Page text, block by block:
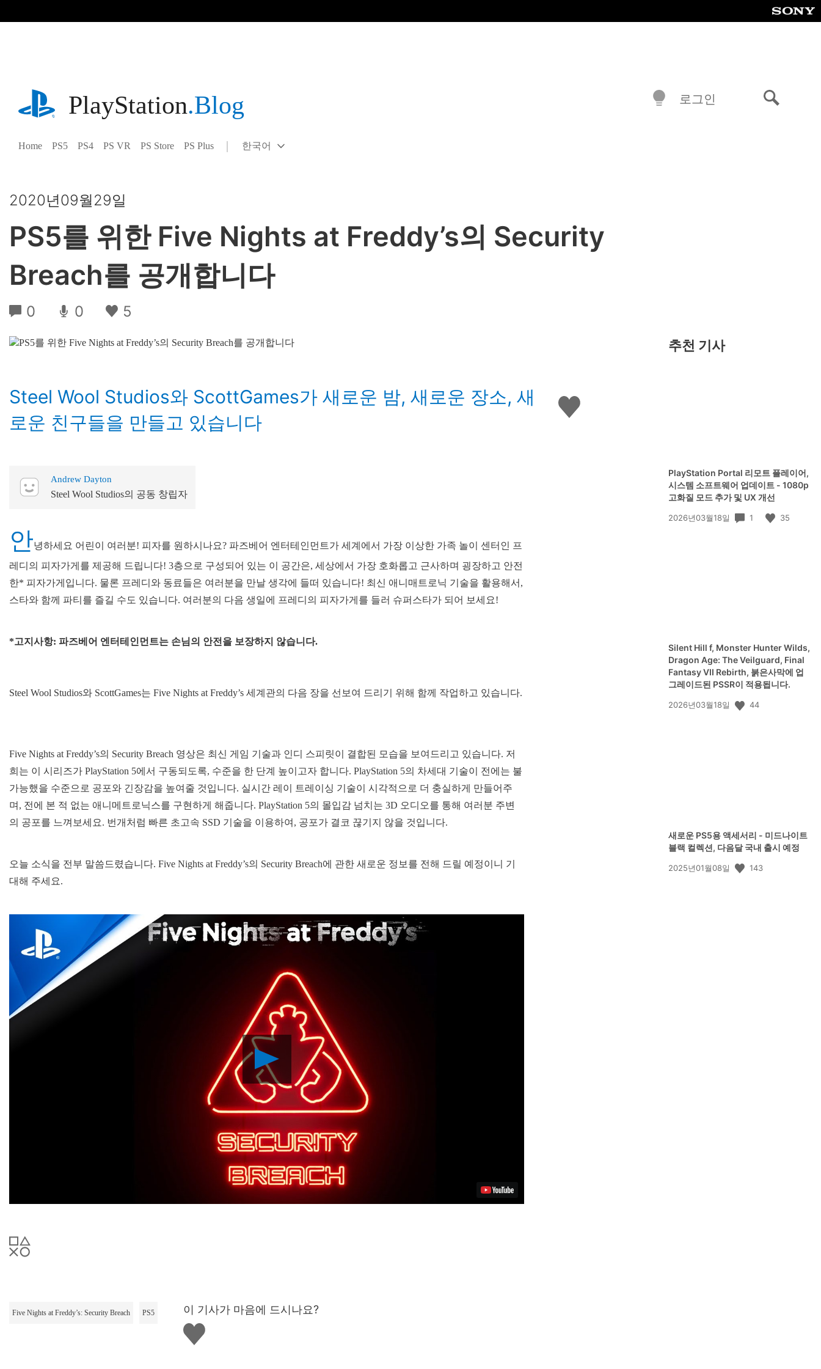
playstation.com
PlayStation.Blog
Home PS5 PS4 PS VR PS Store PS Plus
Select
Current
한국어
로그인
2020년09월29일
PS5를 위한 Five Nights at Freddy’s의 Security
Breach를 공개합니다
0 0 5
좋
아
Steel Wool Studios와 ScottGames가 새로운 밤, 새로운 장소, 새
로운 친구들을 만들고 있습니다
Andrew Dayton
Steel Wool Studios의 공동 창립자
안녕하세요 어린이 여러분! 피자를 원하시나요? 파즈베어 엔터테인먼트가 세계에서 가장 이상한 가족 놀이 센터인 프
레디의 피자가게를 제공해 드립니다! 3층으로 구성되어 있는 이 공간은, 세상에서 가장 호화롭고 근사하며 굉장하고 안전
한* 피자가게입니다. 물론 프레디와 동료들은 여러분을 만날 생각에 들떠 있습니다! 최신 애니매트로닉 기술을 활용해서,
스타와 함께 파티를 즐길 수도 있습니다. 여러분의 다음 생일에 프레디의 피자가게를 들러 슈퍼스타가 되어 보세요!
*고지사항: 파즈베어 엔터테인먼트는 손님의 안전을 보장하지 않습니다.
Steel Wool Studios와 ScottGames는 Five Nights at Freddy’s 세계관의 다음 장을 선보여 드리기 위해 함께 작업하고 있습니다.
Five Nights at Freddy’s의 Security Breach 영상은 최신 게임 기술과 인디 스피릿이 결합된 모습을 보여드리고 있습니다. 저
희는 이 시리즈가 PlayStation 5에서 구동되도록, 수준을 한 단계 높이고자 합니다. PlayStation 5의 차세대 기술이 전에는 불
가능했을 수준으로 공포와 긴장감을 높여줄 것입니다. 실시간 레이 트레이싱 기술이 시각적으로 더 충실하게 만들어주
며, 전에 본 적 없는 애니메트로닉스를 구현하게 해줍니다. PlayStation 5의 몰입감 넘치는 3D 오디오를 통해 여러분 주변
의 공포를 느껴보세요. 번개처럼 빠른 초고속 SSD 기술을 이용하여, 공포가 결코 끊기지 않을 것입니다.
오늘 소식을 전부 말씀드렸습니다. Five Nights at Freddy’s의 Security Breach에 관한 새로운 정보를 전해 드릴 예정이니 기
대해 주세요.
Video
Five Nights at Freddy’s: Security Breach PS5
이 기사가 마음에 드시나요?
좋
아
추천 기사
PlayStation Portal 리모트 플레이어,
시스템 소프트웨어 업데이트 - 1080p
고화질 모드 추가 및 UX 개선
공
2026년03월18일 1 35
Silent Hill f, Monster Hunter Wilds,
Dragon Age: The Veilguard, Final
Fantasy VII Rebirth, 붉은사막에 업
그레이드된 PSSR이 적용됩니다.
공
2026년03월18일 44
새로운 PS5용 액세서리 - 미드나이트
블랙 컬렉션, 다음달 국내 출시 예정
공
2025년01월08일 143